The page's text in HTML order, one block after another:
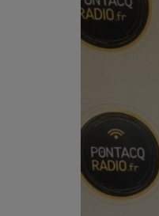
PODCASTS - SAISON 2026/2027
ARCHIVES - SAISONS PASSÉES
VOS ÉMISSIONS EN IMAGES